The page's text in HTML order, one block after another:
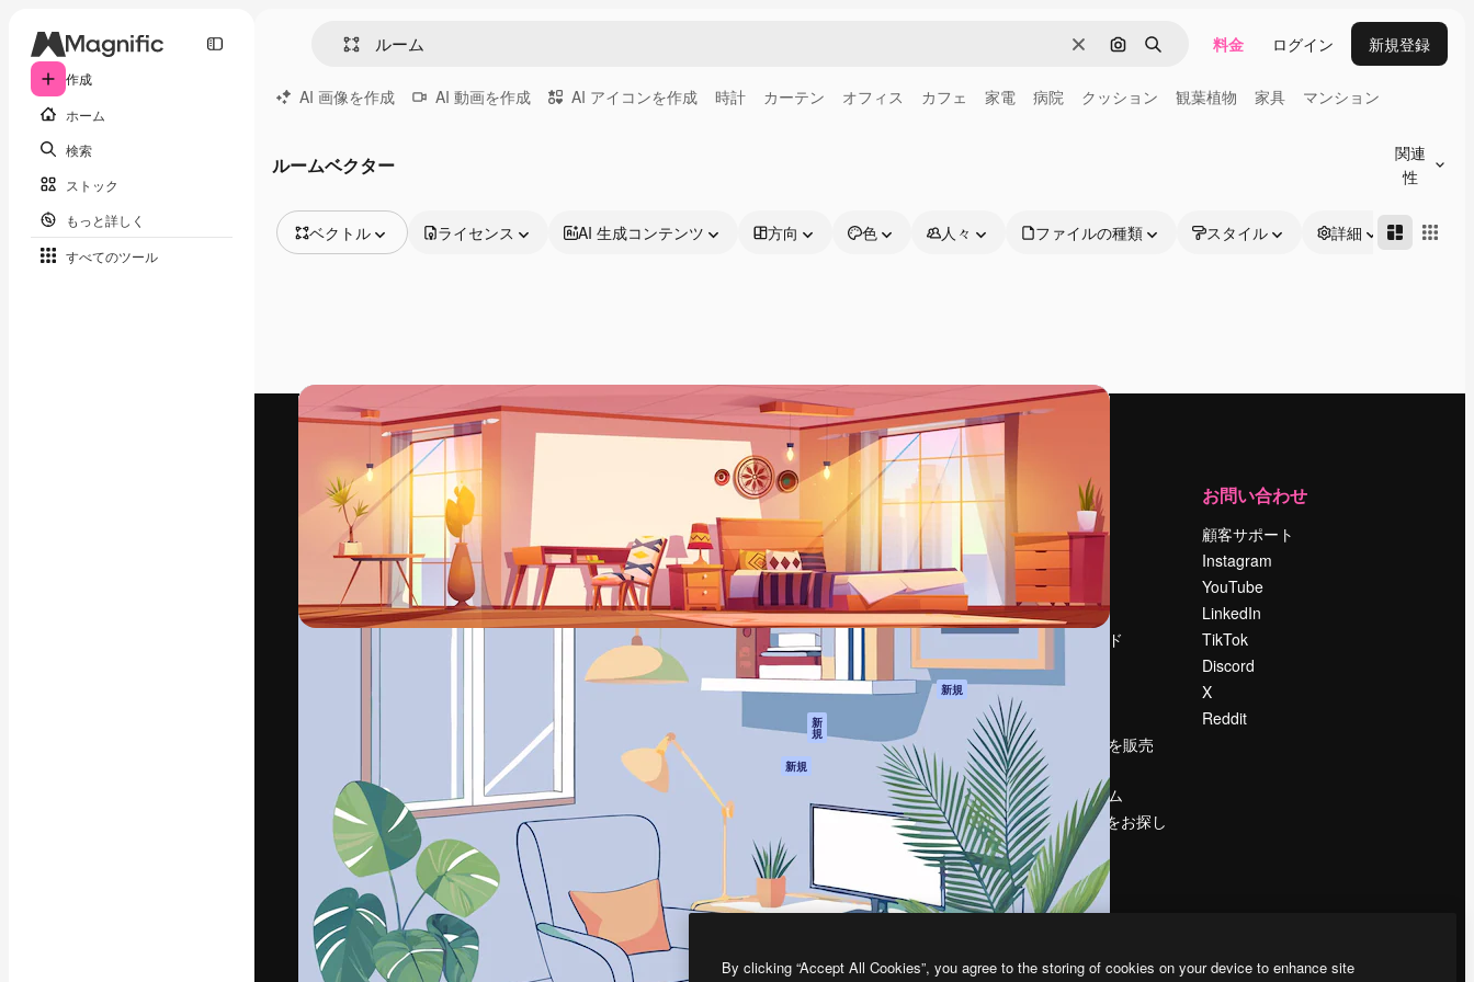
作成
ホーム
検索
ストック
もっと詳しく
すべてのツール
消去 画像で検索
検索 料金 ログイン 新規登録
AI 画像を作成 AI 動画を作成 AI アイコンを作成 時計 カーテン オフィス カフェ 家電 病院 クッション 観葉植物 家具 マンション
ルームベクター
関連
性
ベクトル
動画
映像素材
モーショングラフィックス
動画テンプレート
3D モデル
フォント
ライセンス AI 生成コンテンツ 方向 色 人々 ファイルの種類 スタイル 詳細
最高のクリエイティブ制作を導くためのプラ
ットフォーム。クリエイター、企業、代理
店、スタジオを含む100万人以上が利用して
います。
日本語
製品
Spaces
AI アシスタント
AI 画像生成ツール
AI 動画生成ツール
AI 音声合成ツール
ストックコンテン
ツ
新
規
エージェント 新規
API
モバイルアプリ
すべてのMagnificツ
はじめに
Academy
ドキュメント
サポート
利用規約
プライバシーポリ
オリジナル 新規
クッキーポリシー
トラストセンター
アフィリエイト
法人向け
料金
会社概要
Reviews
採用情報
検索トレンド
ブログ
イベント
Slidesgo
コンテンツを販売
する
プレスルーム
magnific.aiをお探し
ですか？
お問い合わせ
顧客サポート
Instagram
YouTube
LinkedIn
TikTok
Discord
X
Reddit
Copyright © 2010- Freepik Company S.L.U.
By clicking “Accept All Cookies”, you agree to the storing of cookies on your device to enhance site